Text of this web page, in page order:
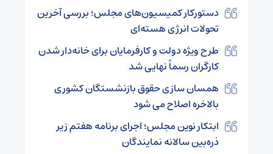
دستورکار کمیسیون‌های مجلس؛ بررسی آخرین
تحولات انرژی هسته‌ای
طرح ویژه دولت و کارفرمایان برای خانه‌دار شدن
کارگران رسماً نهایی شد
همسان‌ سازی حقوق بازنشستگان کشوری
بالاخره اصلاح می شود
ابتکار نوین مجلس؛ اجرای برنامه هفتم زیر
ذره‌بین سالانه نمایندگان